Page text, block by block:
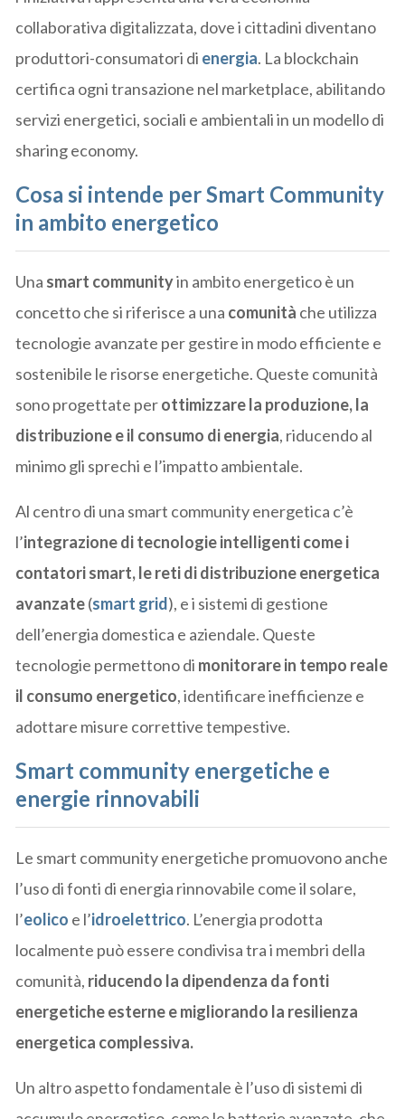
collaborativa digitalizzata, dove i cittadini diventano
produttori-consumatori di energia. La blockchain
certifica ogni transazione nel marketplace, abilitando
servizi energetici, sociali e ambientali in un modello di
sharing economy.
Cosa si intende per Smart Community
in ambito energetico
Una smart communityin ambito energetico è un
concetto che si riferisce a una comunità che utilizza
tecnologie avanzate per gestire in modo efficiente e
sostenibile le risorse energetiche. Queste comunità
sono progettate perottimizzare la produzione, la
distribuzione e il consumo di energia, riducendo al
minimo gli sprechi e l’impatto ambientale.
Al centro di una smart community energetica c’è
l’integrazione di tecnologie intelligenti come i
contatori smart, le reti di distribuzione energetica
avanzate(smart grid), e i sistemi di gestione
dell’energia domestica e aziendale. Queste
tecnologie permettono di monitorare in tempo reale
il consumo energetico, identificare inefficienze e
adottare misure correttive tempestive.
Smart community energetiche e
energie rinnovabili
Le smart community energetiche promuovono anche
l’uso di fonti di energia rinnovabile come il solare,
l’eolico e l’idroelettrico. L’energia prodotta
localmente può essere condivisa tra i membri della
comunità, riducendo la dipendenza da fonti
energetiche esterne e migliorando la resilienza
energetica complessiva.
Un altro aspetto fondamentale è l’uso di sistemi di